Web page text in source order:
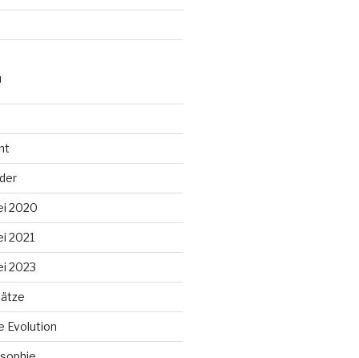
2020
2021
2023
Evolution